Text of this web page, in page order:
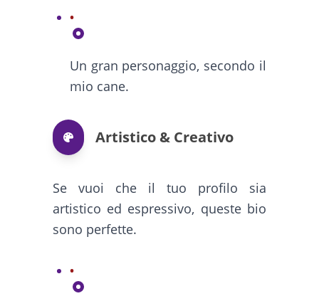
Un gran personaggio, secondo il
mio cane.
Artistico & Creativo
Se vuoi che il tuo profilo sia
artistico ed espressivo, queste bio
sono perfette.